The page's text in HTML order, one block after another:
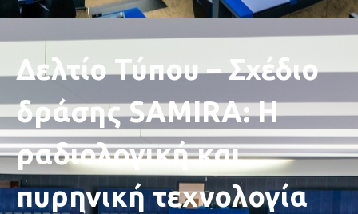
Δελτίο Τύπου – Σχέδιο
δράσης SAMIRA: Η
ραδιολογική και
πυρηνική τεχνολογία